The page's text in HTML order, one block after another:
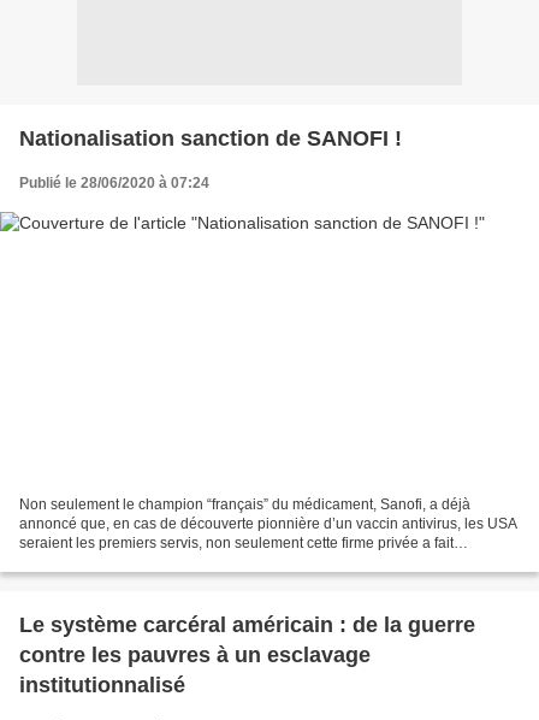
Nationalisation sanction de SANOFI !
Publié le 28/06/2020 à 07:24
Non seulement le champion “français” du médicament, Sanofi, a déjà
annoncé que, en cas de découverte pionnière d’un vaccin antivirus, les USA
seraient les premiers servis, non seulement cette firme privée a fait
Le système carcéral américain : de la guerre
contre les pauvres à un esclavage
institutionnalisé